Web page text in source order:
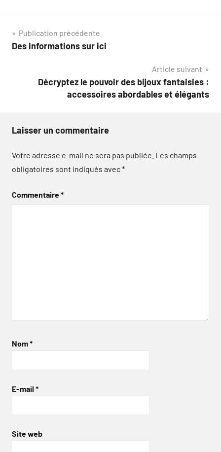
Navigation
de
Publication précédente
Des informations sur ici
Article suivant
Décryptez le pouvoir des bijoux fantaisies :
accessoires abordables et élégants
Laisser un commentaire
Votre adresse e-mail ne sera pas publiée. Les champs
obligatoires sont indiqués avec*
Commentaire*
Nom*
E-mail *
Site web